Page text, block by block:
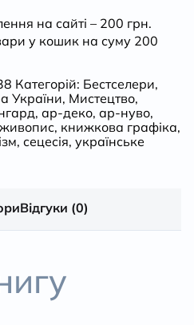
на сайті – 200 грн.
у кошик на суму 200
Категорій: Бестселери,
України, Мистецтво,
, ар-деко, ар-нуво,
живопис, книжкова графіка,
, сецесія, українське
Відгуки (0)